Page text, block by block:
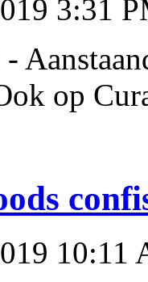
3:31
op
10:11